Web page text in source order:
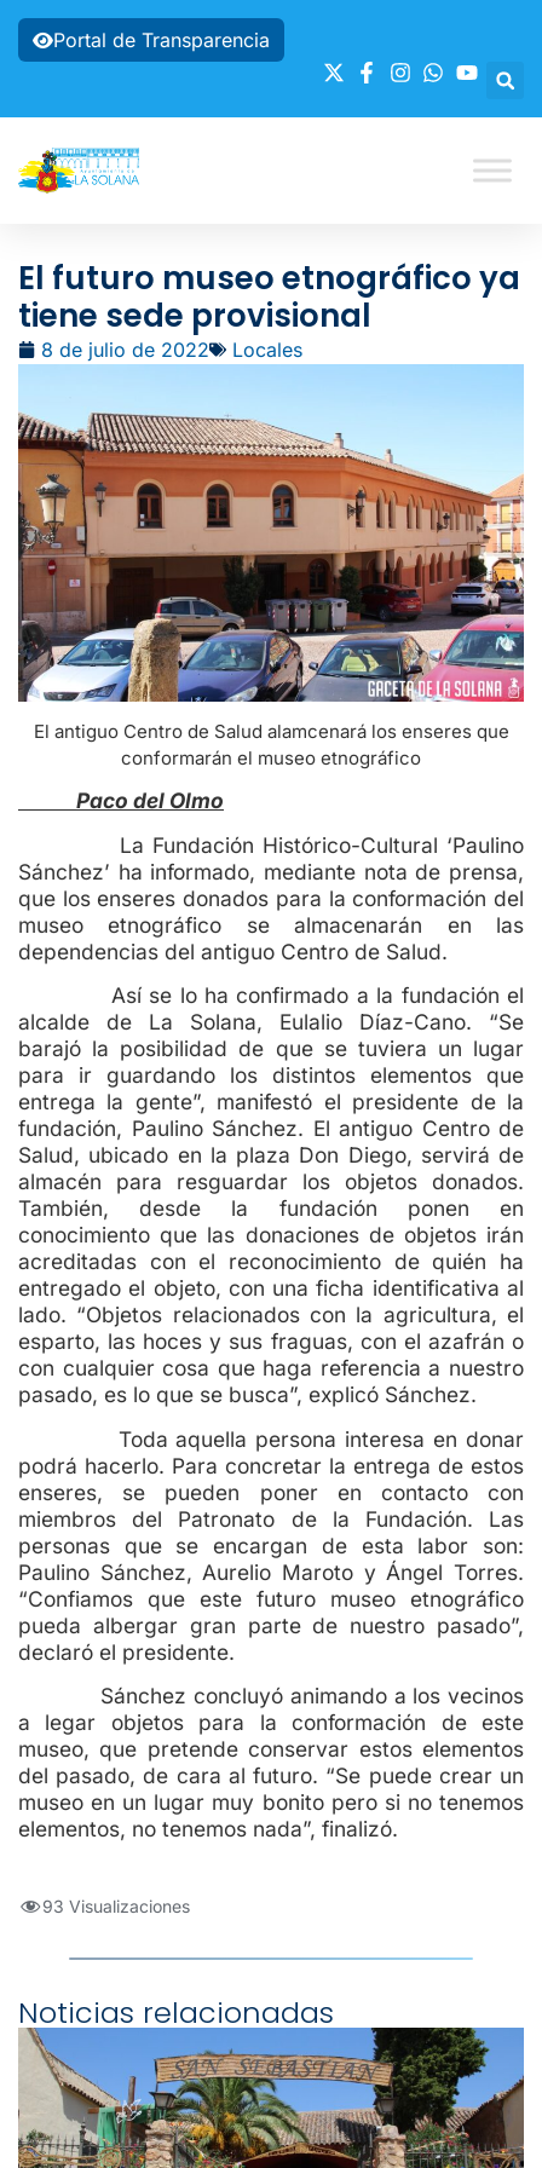
Portal de Transparencia
El futuro museo etnográfico ya
tiene sede provisional
8 de julio de 2022 Locales
El antiguo Centro de Salud alamcenará los enseres que
conformarán el museo etnográfico
Paco del Olmo
La Fundación Histórico-Cultural ‘Paulino
Sánchez’ ha informado, mediante nota de prensa,
que los enseres donados para la conformación del
museo etnográfico se almacenarán en las
dependencias del antiguo Centro de Salud.
Así se lo ha confirmado a la fundación el
alcalde de La Solana, Eulalio Díaz-Cano. “Se
barajó la posibilidad de que se tuviera un lugar
para ir guardando los distintos elementos que
entrega la gente”, manifestó el presidente de la
fundación, Paulino Sánchez. El antiguo Centro de
Salud, ubicado en la plaza Don Diego, servirá de
almacén para resguardar los objetos donados.
También, desde la fundación ponen en
conocimiento que las donaciones de objetos irán
acreditadas con el reconocimiento de quién ha
entregado el objeto, con una ficha identificativa al
lado. “Objetos relacionados con la agricultura, el
esparto, las hoces y sus fraguas, con el azafrán o
con cualquier cosa que haga referencia a nuestro
pasado, es lo que se busca”, explicó Sánchez.
Toda aquella persona interesa en donar
podrá hacerlo. Para concretar la entrega de estos
enseres, se pueden poner en contacto con
miembros del Patronato de la Fundación. Las
personas que se encargan de esta labor son:
Paulino Sánchez, Aurelio Maroto y Ángel Torres.
“Confiamos que este futuro museo etnográfico
pueda albergar gran parte de nuestro pasado”,
declaró el presidente.
Sánchez concluyó animando a los vecinos
a legar objetos para la conformación de este
museo, que pretende conservar estos elementos
del pasado, de cara al futuro. “Se puede crear un
museo en un lugar muy bonito pero si no tenemos
elementos, no tenemos nada”, finalizó.
93 Visualizaciones
Noticias relacionadas